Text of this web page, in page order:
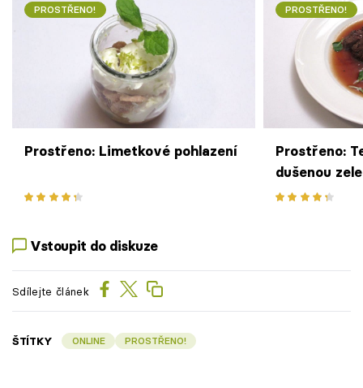
PROSTŘENO!
Prostřeno: Limetkové pohlazení
PROSTŘENO!
Prostřeno:
dušenou
teriyaki
Vstoupit do diskuze
Sdílejte článek
ŠTÍTKY ONLINE PROSTŘENO!